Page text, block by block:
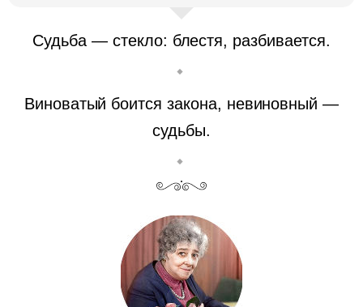
Судьба — стекло: блестя, разбивается.
Виноватый боится закона, невиновный —
судьбы.